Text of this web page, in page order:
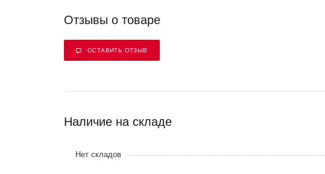
Отзывы о товаре
ОСТАВИТЬ ОТЗЫВ
Наличие на складе
Нет складов